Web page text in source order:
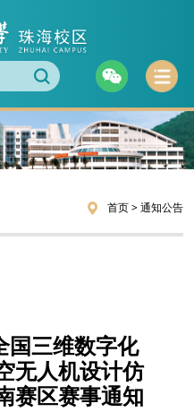
首页>通知公告
国三维数字化
无人机设计仿
赛区赛事通知